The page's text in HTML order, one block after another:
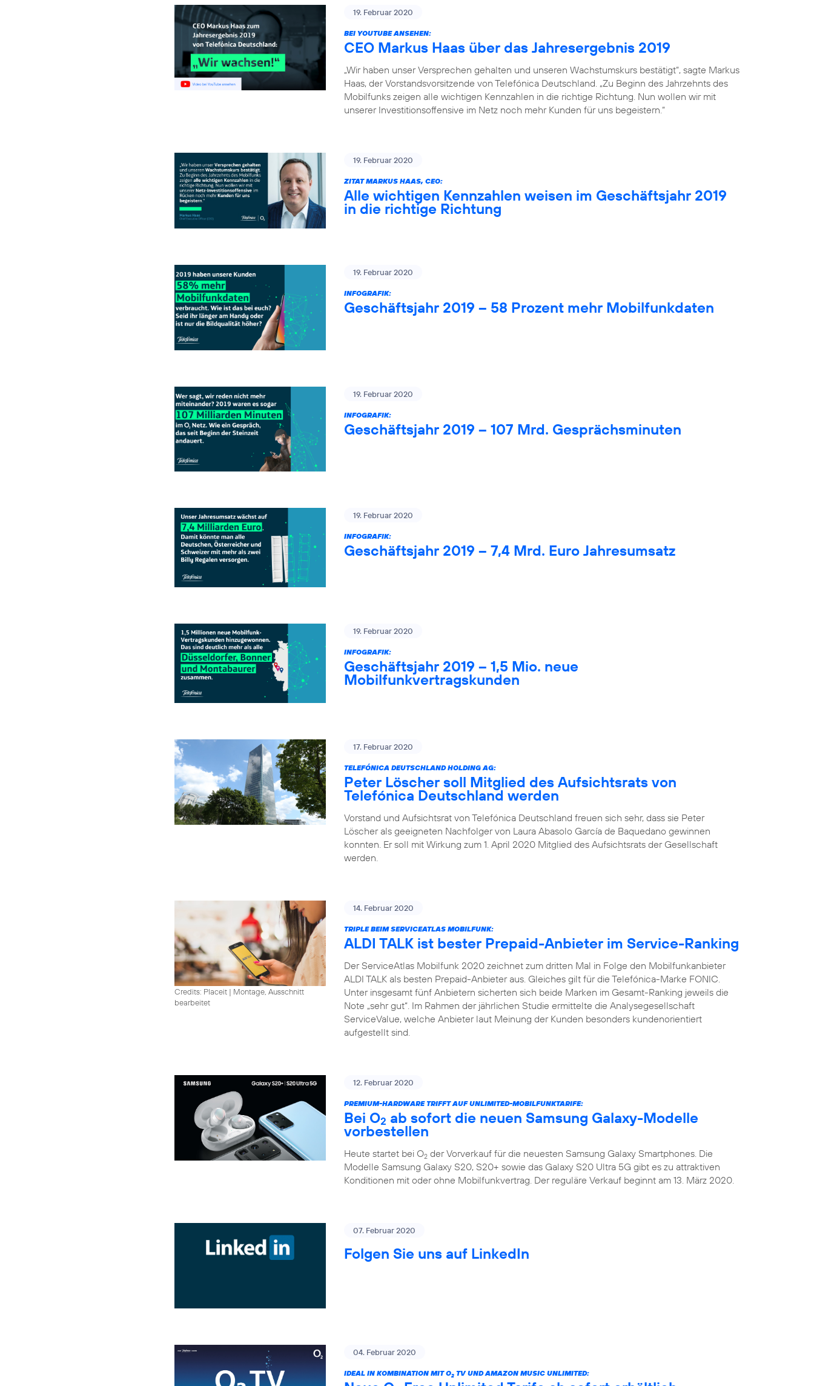
19. Februar 2020
BEI YOUTUBE ANSEHEN:
CEO Markus Haas über das Jahresergebnis 2019
„Wir haben unser Versprechen gehalten und unseren Wachstumskurs bestätigt“, sagte Markus
Haas, der Vorstandsvorsitzende von Telefónica Deutschland. „Zu Beginn des Jahrzehnts des
Mobilfunks zeigen alle wichtigen Kennzahlen in die richtige Richtung. Nun wollen wir mit
unserer Investitionsoffensive im Netz noch mehr Kunden für uns begeistern.“
19. Februar 2020
ZITAT MARKUS HAAS, CEO:
Alle wichtigen Kennzahlen weisen im Geschäftsjahr 2019
in die richtige Richtung
19. Februar 2020
INFOGRAFIK:
Geschäftsjahr 2019 – 58 Prozent mehr Mobilfunkdaten
19. Februar 2020
INFOGRAFIK:
Geschäftsjahr 2019 – 107 Mrd. Gesprächsminuten
19. Februar 2020
INFOGRAFIK:
Geschäftsjahr 2019 – 7,4 Mrd. Euro Jahresumsatz
19. Februar 2020
INFOGRAFIK:
Geschäftsjahr 2019 – 1,5 Mio. neue
Mobilfunkvertragskunden
17. Februar 2020
TELEFÓNICA DEUTSCHLAND HOLDING AG:
Peter Löscher soll Mitglied des Aufsichtsrats von
Telefónica Deutschland werden
Vorstand und Aufsichtsrat von Telefónica Deutschland freuen sich sehr, dass sie Peter
Löscher als geeigneten Nachfolger von Laura Abasolo García de Baquedano gewinnen
konnten. Er soll mit Wirkung zum 1. April 2020 Mitglied des Aufsichtsrats der Gesellschaft
werden.
Credits: Placeit | Montage, Ausschnitt
bearbeitet
14. Februar 2020
TRIPLE BEIM SERVICEATLAS MOBILFUNK:
ALDI TALK ist bester Prepaid-Anbieter im Service-Ranking
Der ServiceAtlas Mobilfunk 2020 zeichnet zum dritten Mal in Folge den Mobilfunkanbieter
ALDI TALK als besten Prepaid-Anbieter aus. Gleiches gilt für die Telefónica-Marke FONIC.
Unter insgesamt fünf Anbietern sicherten sich beide Marken im Gesamt-Ranking jeweils die
Note „sehr gut“. Im Rahmen der jährlichen Studie ermittelte die Analysegesellschaft
ServiceValue, welche Anbieter laut Meinung der Kunden besonders kundenorientiert
aufgestellt sind.
12. Februar 2020
PREMIUM-HARDWARE TRIFFT AUF UNLIMITED-MOBILFUNKTARIFE:
Bei O2 ab sofort die neuen Samsung Galaxy-Modelle
vorbestellen
Heute startet bei O2 der Vorverkauf für die neuesten Samsung Galaxy Smartphones. Die
Modelle Samsung Galaxy S20, S20+ sowie das Galaxy S20 Ultra 5G gibt es zu attraktiven
Konditionen mit oder ohne Mobilfunkvertrag. Der reguläre Verkauf beginnt am 13. März 2020.
07. Februar 2020
Folgen Sie uns auf LinkedIn
04. Februar 2020
IDEAL IN KOMBINATION MIT O2 TV UND AMAZON MUSIC UNLIMITED: